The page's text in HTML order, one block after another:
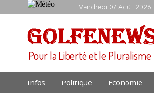
Vendredi 07 Août 2026
Pour la Liberté et le Pluralisme
Infos Politique Economie